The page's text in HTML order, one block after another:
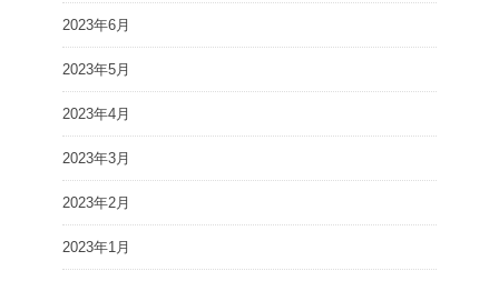
2023年6月
2023年5月
2023年4月
2023年3月
2023年2月
2023年1月